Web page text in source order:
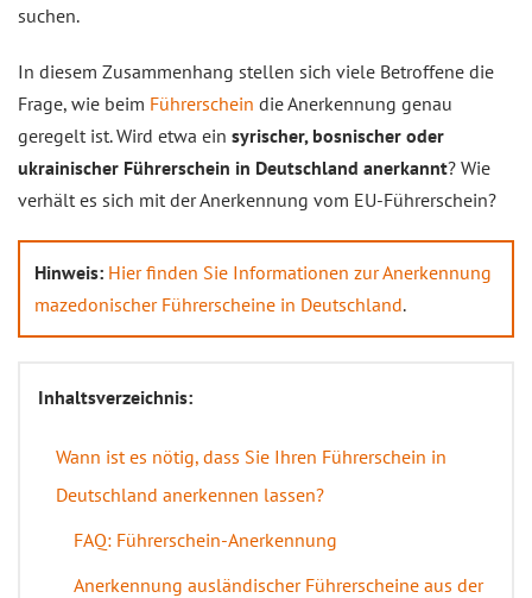
suchen.
In diesem Zusammenhang stellen sich viele Betroffene die
Frage, wie beim Führerschein die Anerkennung genau
geregelt ist. Wird etwa ein syrischer, bosnischer oder
ukrainischer Führerschein in Deutschland anerkannt? Wie
verhält es sich mit der Anerkennung vom EU-Führerschein?
Hinweis: Hier finden Sie Informationen zur Anerkennung
mazedonischer Führerscheine in Deutschland.
Inhaltsverzeichnis:
Wann ist es nötig, dass Sie Ihren Führerschein in
Deutschland anerkennen lassen?
FAQ: Führerschein-Anerkennung
Anerkennung ausländischer Führerscheine aus der